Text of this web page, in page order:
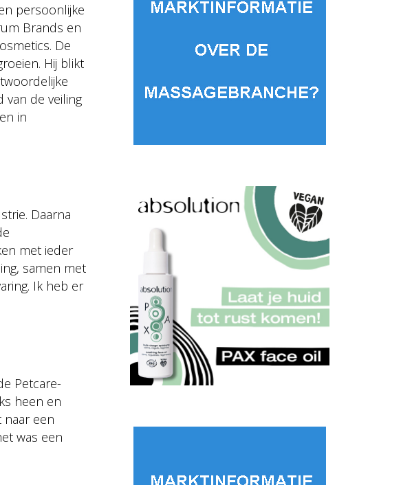
persoonlijke
Brands en
De
Hij blikt
van de veiling
in
Daarna
met ieder
samen met
Ik heb er
Petcare-
heen en
naar een
was een